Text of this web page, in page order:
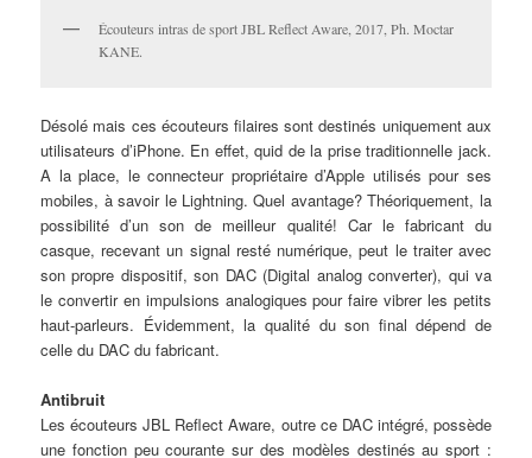
Écouteurs intras de sport JBL Reflect Aware, 2017, Ph. Moctar
KANE.
Désolé mais ces écouteurs filaires sont destinés uniquement aux
utilisateurs d’iPhone. En effet, quid de la prise traditionnelle jack.
A la place, le connecteur propriétaire d’Apple utilisés pour ses
mobiles, à savoir le Lightning. Quel avantage? Théoriquement, la
possibilité d’un son de meilleur qualité! Car le fabricant du
casque, recevant un signal resté numérique, peut le traiter avec
son propre dispositif, son DAC (Digital analog converter), qui va
le convertir en impulsions analogiques pour faire vibrer les petits
haut-parleurs. Évidemment, la qualité du son final dépend de
celle du DAC du fabricant.
Antibruit
Les écouteurs JBL Reflect Aware, outre ce DAC intégré, possède
une fonction peu courante sur des modèles destinés au sport :